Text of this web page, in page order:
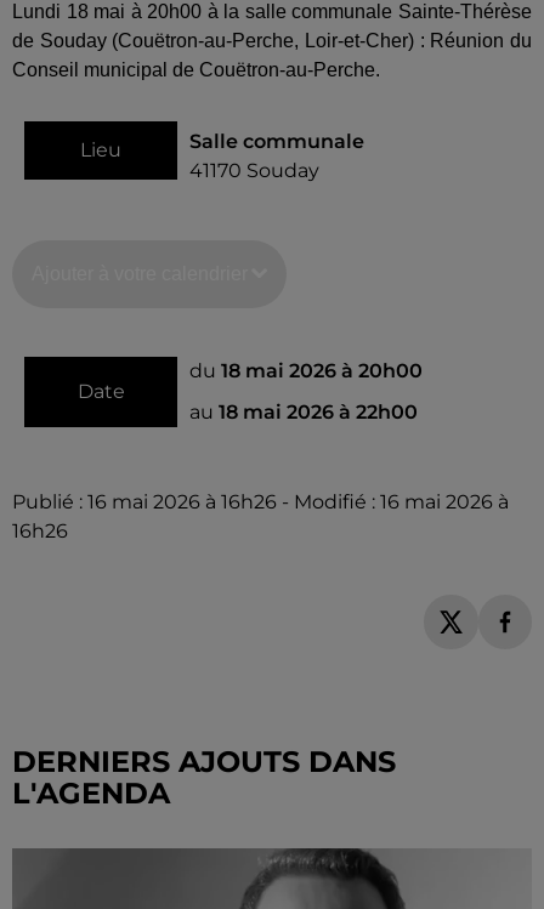
Lundi 18 mai à 20h00 à la salle communale Sainte-Thérèse
de Souday (Couëtron-au-Perche, Loir-et-Cher) : Réunion du
Conseil municipal de Couëtron-au-Perche.
Lieu
Salle communale
41170 Souday
Date
du 18 mai 2026 à 20h00
au 18 mai 2026 à 22h00
Publié : 16 mai 2026 à 16h26 - Modifié : 16 mai 2026 à
16h26
DERNIERS AJOUTS DANS
L'AGENDA